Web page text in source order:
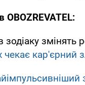
OBOZREVATEL:
зодіаку змінять
чекає кар'єрний